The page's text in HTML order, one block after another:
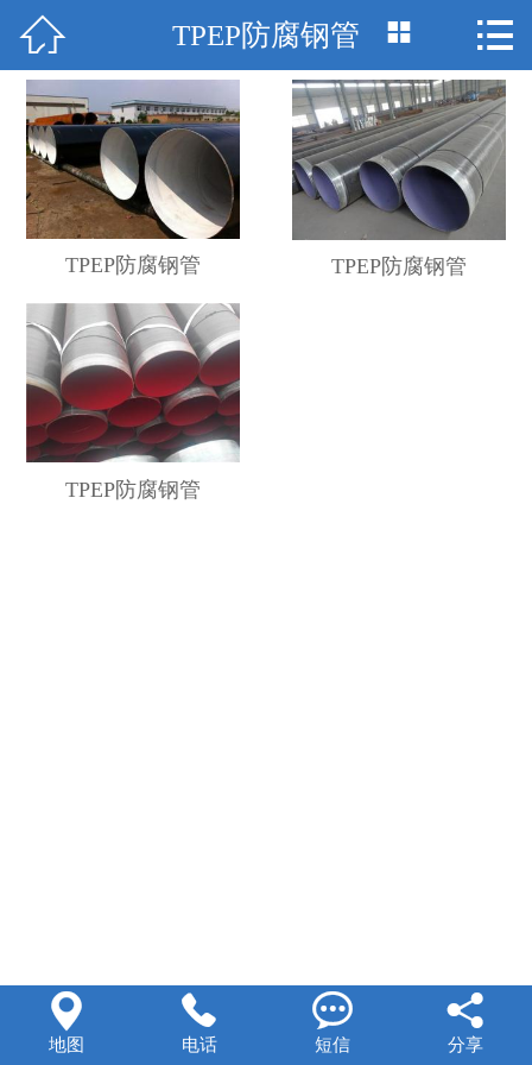
 首页
关于我们
产品展示
新闻资讯
公司设备
 TPEP防腐钢管  
TPEP防腐钢管 TPEP防腐钢管
TPEP防腐钢管

地图

电话

短信

分享